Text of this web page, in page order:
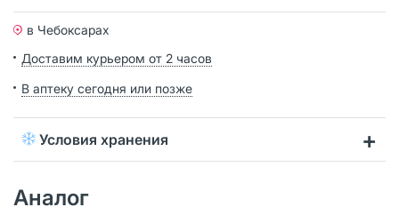
в Чебоксарах
Доставим курьером от 2 часов
В аптеку сегодня или позже
Условия хранения
Аналог